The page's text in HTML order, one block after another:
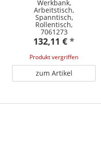
Werkbank,
Arbeitstisch,
Spanntisch,
Rollentisch,
7061273
132,11 € *
Produkt vergriffen
zum Artikel